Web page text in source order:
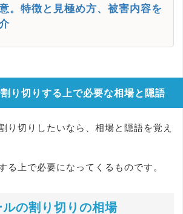
。特徴と見極め方、被害内容を
り切りする上で必要な相場と隠語
り切りしたいなら、相場と隠語を覚え
る上で必要になってくるものです。
の割り切りの相場